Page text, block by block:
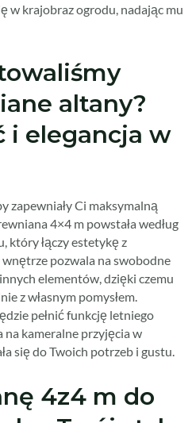
w krajobraz ogrodu, nadając mu
altany?
i elegancja w
zapewniały Ci maksymalną
4×4 m powstała według
który łączy estetykę z
pozwala na swobodne
elementów, dzięki czemu
z własnym pomysłem.
pełnić funkcję letniego
na kameralne przyjęcia w
się do Twoich potrzeb i gustu.
4z4 m do